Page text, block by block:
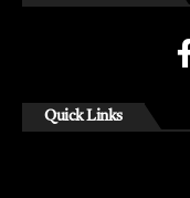
Quick Links